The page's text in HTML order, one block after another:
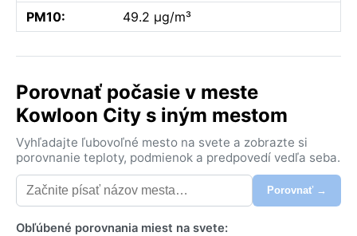
PM10:
49.2 µg/m³
Porovnať počasie v meste
Kowloon City s iným mestom
Vyhľadajte ľubovoľné mesto na svete a zobrazte si
porovnanie teploty, podmienok a predpovedí vedľa seba.
Porovnať →
Obľúbené porovnania miest na svete: